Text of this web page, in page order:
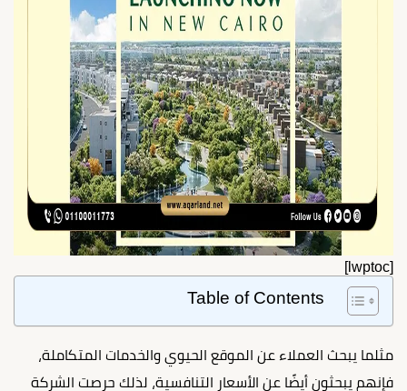
[lwptoc]
Table of Contents
مثلما يبحث العملاء عن الموقع الحيوي والخدمات المتكاملة،
فإنهم يبحثون أيضًا عن الأسعار التنافسية، لذلك حرصت الشركة